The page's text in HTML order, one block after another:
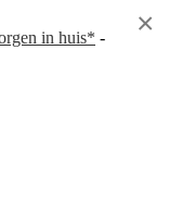
in huis* -
×